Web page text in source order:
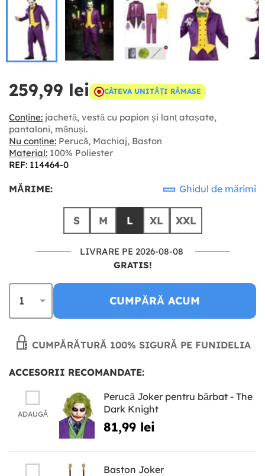
259,99 lei CÂTEVA UNITĂȚI RĂMASE
Conține: jachetă, vestă cu papion și lanț atașate,
pantaloni, mănuși.
Nu conține: Perucă, Machiaj, Baston
Material: 100% Poliester
REF: 114464-0
MĂRIME: Ghidul de mărimi
S M L XL XXL
LIVRARE PE 2026-08-08
GRATIS!
CUMPĂRĂ ACUM
CUMPĂRĂTURĂ 100% SIGURĂ PE FUNIDELIA
ACCESORII RECOMANDATE:
ADAUGĂ
Perucă Joker pentru bărbat - The
Dark Knight
81,99 lei
Baston Joker